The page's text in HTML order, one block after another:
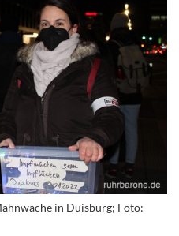
in Duisburg; Foto: